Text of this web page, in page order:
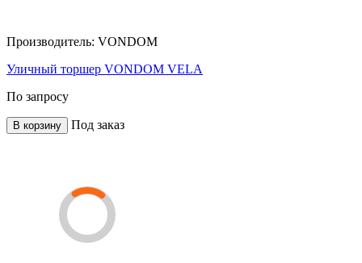
Производитель: VONDOM
Уличный торшер VONDOM VELA
По запросу
В корзину Под заказ